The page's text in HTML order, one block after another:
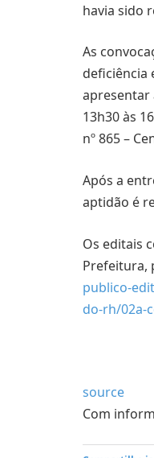
havia sido
As
deficiência
apresentar
13h30 às
nº 865 –
Após a
aptidão é
Os editais
Prefeitura,
publico-
do-rh/02a-
source
Com